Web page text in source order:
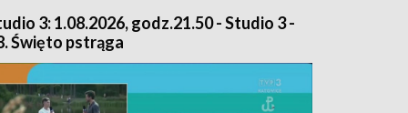
3: 1.08.2026, godz.21.50 - Studio 3 -
Święto pstrąga